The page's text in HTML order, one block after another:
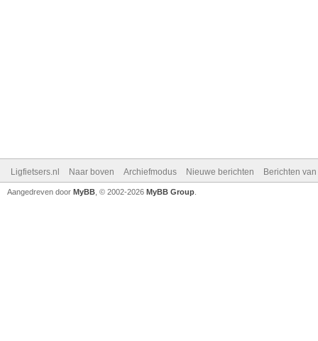
Ligfietsers.nl Naar boven Archiefmodus Nieuwe berichten Berichten
Aangedreven door MyBB , © 2002-2026 MyBB Group